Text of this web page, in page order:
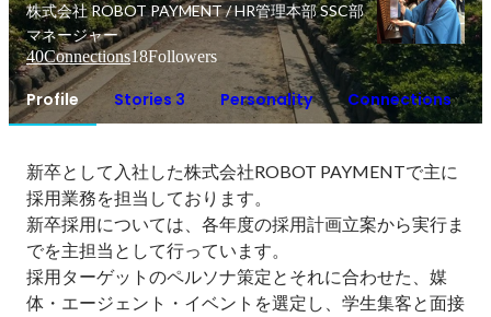
株式会社 ROBOT PAYMENT / HR管理本部 SSC部
マネージャー
40Connections18Followers
Profile Stories 3 Personality Connections
新卒として入社した株式会社ROBOT PAYMENTで主に
採用業務を担当しております。
新卒採用については、各年度の採用計画立案から実行ま
でを主担当として行っています。
採用ターゲットのペルソナ策定とそれに合わせた、媒
体・エージェント・イベントを選定し、学生集客と面接